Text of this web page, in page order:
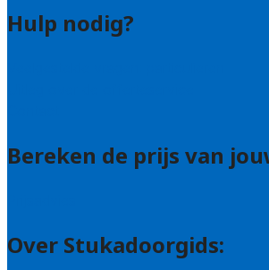
Hulp nodig?
Bereken de prijs van
Over Stukadoorgids: